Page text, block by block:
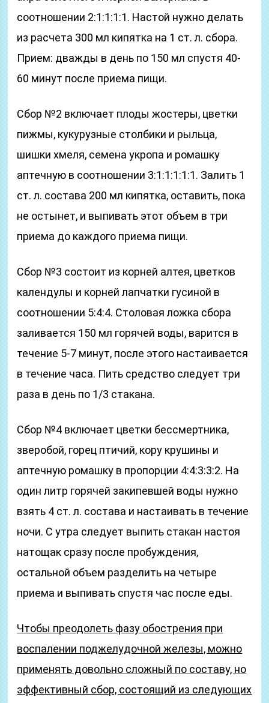
соотношении 2:1:1:1:1. Настой нужно делать
из расчета 300 мл кипятка на 1 ст. л. сбора.
Прием: дважды в день по 150 мл спустя 40-
60 минут после приема пищи.
Сбор №2 включает плоды жостеры, цветки
пижмы, кукурузные столбики и рыльца,
шишки хмеля, семена укропа и ромашку
аптечную в соотношении 3:1:1:1:1:1. Залить 1
ст. л. состава 200 мл кипятка, оставить, пока
не остынет, и выпивать этот объем в три
приема до каждого приема пищи.
Сбор №3 состоит из корней алтея, цветков
календулы и корней лапчатки гусиной в
соотношении 5:4:4. Столовая ложка сбора
заливается 150 мл горячей воды, варится в
течение 5-7 минут, после этого настаивается
в течение часа. Пить средство следует три
раза в день по 1/3 стакана.
Сбор №4 включает цветки бессмертника,
зверобой, горец птичий, кору крушины и
аптечную ромашку в пропорции 4:4:3:3:2. На
один литр горячей закипевшей воды нужно
взять 4 ст. л. состава и настаивать в течение
ночи. С утра следует выпить стакан настоя
натощак сразу после пробуждения,
остальной объем разделить на четыре
приема и выпивать спустя час после еды.
Чтобы преодолеть фазу обострения при
воспалении поджелудочной железы, можно
применять довольно сложный по составу, но
эффективный сбор, состоящий из следующих